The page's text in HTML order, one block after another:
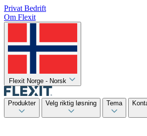
Privat Bedrift
Om Flexit
Flexit Norge - Norsk
Produkter Velg riktig løsning Tema